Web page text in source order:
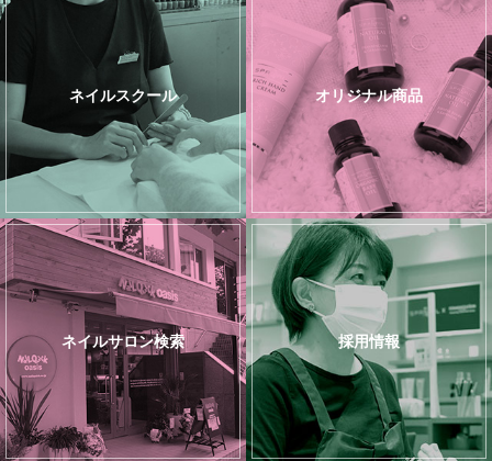
ネイルスクール オリジナル商品
ネイルサロン検索 採用情報